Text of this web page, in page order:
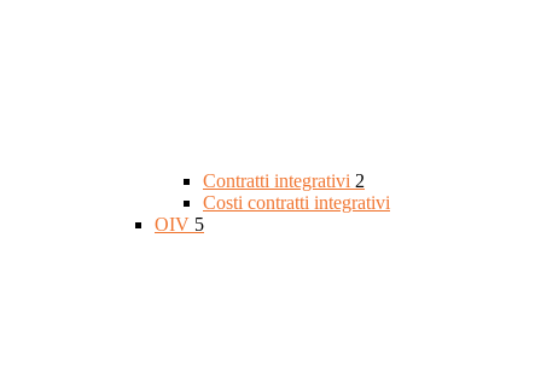
Contratti integrativi 2
Costi contratti integrativi
OIV 5